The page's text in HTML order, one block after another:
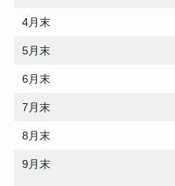
4月末
5月末
6月末
7月末
8月末
9月末